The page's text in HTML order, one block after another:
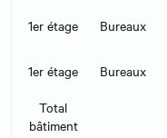
1er étage
Bureaux
1er étage
Bureaux
Total
bâtiment